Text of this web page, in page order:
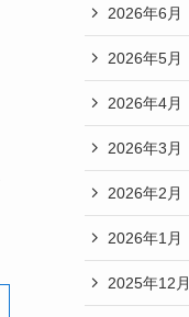
2026年6月
2026年5月
2026年4月
2026年3月
2026年2月
2026年1月
2025年12月